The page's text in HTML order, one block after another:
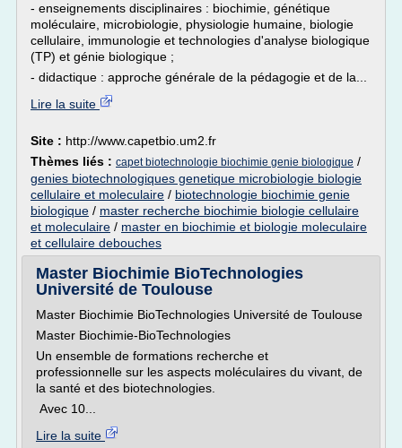
- enseignements disciplinaires : biochimie, génétique
moléculaire, microbiologie, physiologie humaine, biologie
cellulaire, immunologie et technologies d'analyse biologique
(TP) et génie biologique ;
- didactique : approche générale de la pédagogie et de la...
Lire la suite
Site : http://www.capetbio.um2.fr
Thèmes liés : capet biotechnologie biochimie genie biologique /
genies biotechnologiques genetique microbiologie biologie
cellulaire et moleculaire / biotechnologie biochimie genie
biologique / master recherche biochimie biologie cellulaire
et moleculaire / master en biochimie et biologie moleculaire
et cellulaire debouches
Master Biochimie BioTechnologies
Université de Toulouse
Master Biochimie BioTechnologies Université de Toulouse
Master Biochimie-BioTechnologies
Un ensemble de formations recherche et
professionnelle sur les aspects moléculaires du vivant, de
la santé et des biotechnologies.
Avec 10...
Lire la suite